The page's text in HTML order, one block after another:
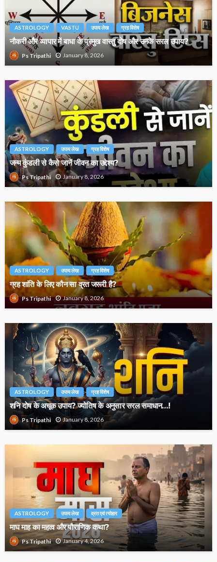
ASTROLOGY VASTU उपाय लेख ग्रह विशेष
नौकरी और व्यापार में बाधा के प्रमुख वास्तु दोष और उनके सरल उपाय?
Ps Tripathi January 8, 2026
ASTROLOGY उपाय लेख ग्रह विशेष
जन्म कुंडली से कैसे जानें जीवन का उद्देश्य?
Ps Tripathi January 8, 2026
ASTROLOGY उपाय लेख ग्रह विशेष
ग्रह शांति के लिए कौन सा व्रत जरूरी है?
Ps Tripathi January 8, 2026
ASTROLOGY उपाय लेख ग्रह विशेष
शनि दोष के अचूक उपाय? ज्योतिष के अनुसार सरल समाधान…!
Ps Tripathi January 8, 2026
ASTROLOGY उपाय लेख व्रत एवं त्योहार
माघ माह का महत्व और पौराणिक कथा?
Ps Tripathi January 4, 2026